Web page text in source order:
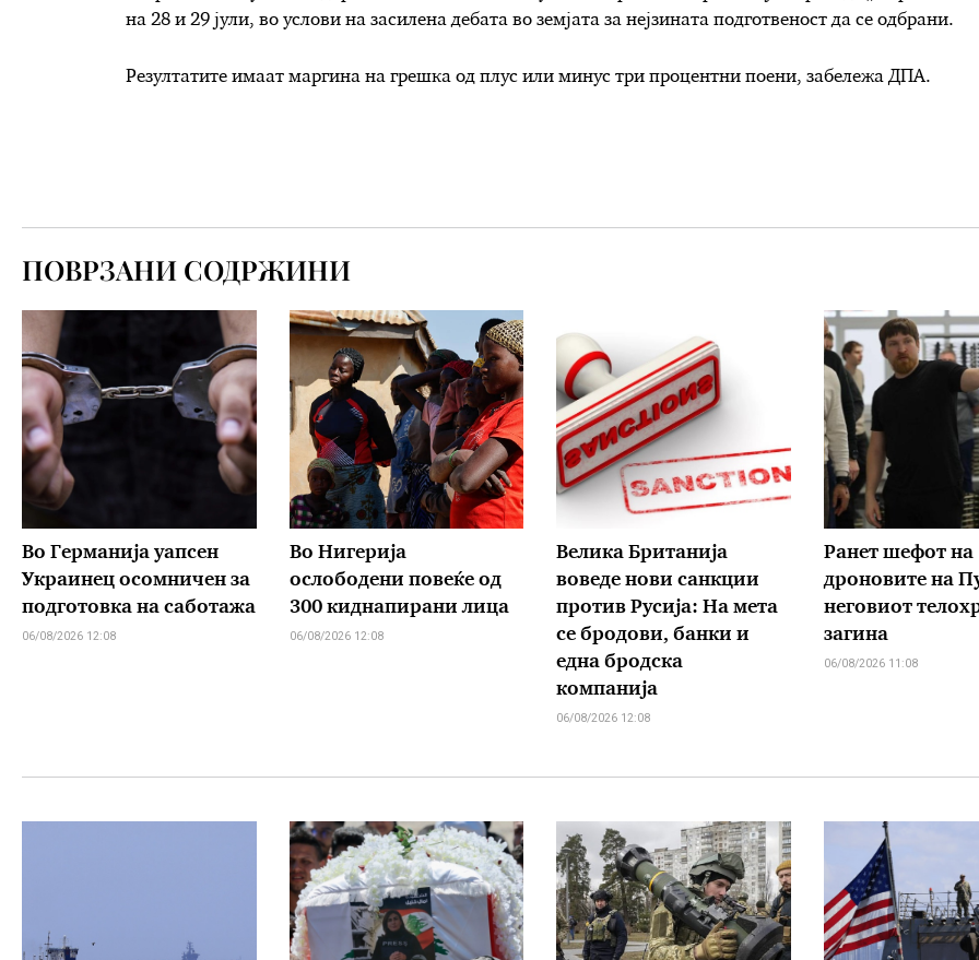
на 28 и 29 јули, во услови на засилена дебата во земјата за нејзината подготвеност да се одбрани.
Резултатите имаат маргина на грешка од плус или минус три процентни поени, забележа ДПА.
ПОВРЗАНИ СОДРЖИНИ
Во Германија уапсен
Украинец осомничен за
подготовка на саботажа
06/08/2026 12:08
Во Нигерија
ослободени повеќе од
300 киднапирани лица
06/08/2026 12:08
Велика Британија
воведе нови санкции
против Русија: На мета
се бродови, банки и
една бродска
компанија
06/08/2026 12:08
Ранет шефот на
дроновите на
неговиот
загина
06/08/2026 11:08